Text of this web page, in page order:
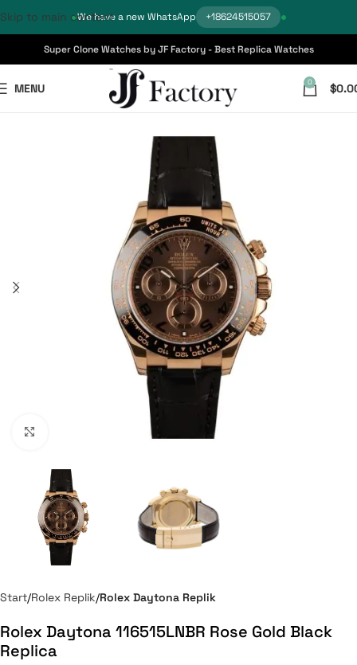
We have a new WhatsApp +18624515057
Skip to main content
Super Clone Watches by JF Factory - Best Replica Watches
MENU 0 $
Start Rolex Replik Rolex Daytona Replik
Rolex Daytona 116515LNBR Rose Gold Black
Replica